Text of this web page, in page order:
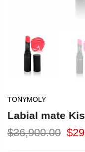
TONYMOLY
Labial mate
$36,900.00